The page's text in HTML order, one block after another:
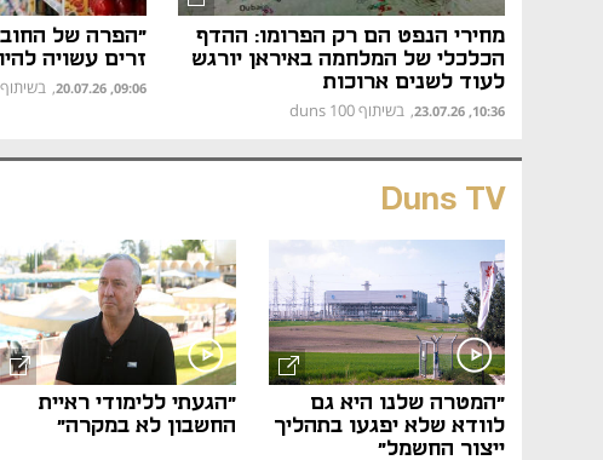
מחירי הנפט הם רק הפרומו: ההדף
הכלכלי של המלחמה באיראן יורגש
לעוד לשנים ארוכות
10:36, 23.07.26
, בשיתוף duns 100
"הפרה של
זרים עשויה
09:06, 20.07.26
, בשיתוף duns 100
Duns TV
"המטרה שלנו היא גם
לוודא שלא יפגעו בתהליך
ייצור החשמל"
"הגעתי ללימודי ראיית
החשבון לא במקרה"